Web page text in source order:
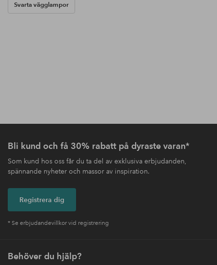
Svarta vägglampor
Bli kund och få 30% rabatt på dyraste varan*
Som kund hos oss får du ta del av exklusiva erbjudanden,
spännande nyheter och massor av inspiration.
Registrera dig
* Se erbjudandevillkor vid registrering
Behöver du hjälp?